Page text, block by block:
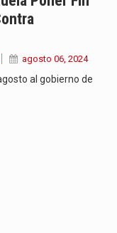
La investigación por la muerte de Kevin Arley Acosta Pico,…
agosto 06, 2024
al gobierno de